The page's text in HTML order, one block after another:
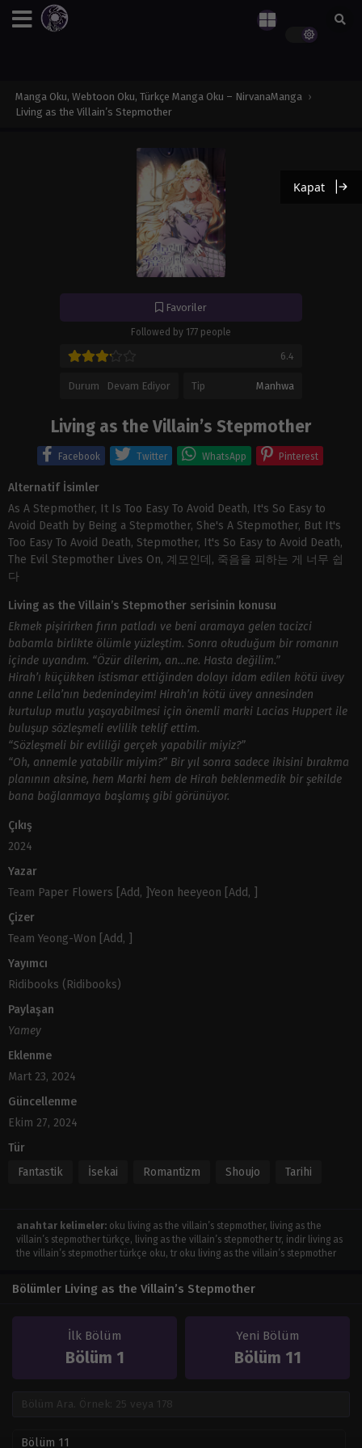
Manga Oku, Webtoon Oku, Türkçe Manga Oku – NirvanaManga ›
Living as the Villain’s Stepmother
Favoriler
Followed by 177 people
6.4
Durum Devam Ediyor Tip Manhwa
Living as the Villain’s Stepmother
Facebook Twitter WhatsApp Pinterest
Alternatif İsimler
As A Stepmother, It Is Too Easy To Avoid Death, It's So Easy to
Avoid Death by Being a Stepmother, She's A Stepmother, But It's
Too Easy To Avoid Death, Stepmother, It's So Easy to Avoid Death,
The Evil Stepmother Lives On, 계모인데, 죽음을 피하는 게 너무 쉽
다
Living as the Villain’s Stepmother serisinin konusu
Ekmek pişirirken fırın patladı ve beni aramaya gelen tacizci
babamla birlikte ölümle yüzleştim. Sonra okuduğum bir romanın
içinde uyandım. “Özür dilerim, an…ne. Hasta değilim.”
Hirah’ı küçükken istismar ettiğinden dolayı idam edilen kötü üvey
anne Leila’nın bedenindeyim! Hirah’ın kötü üvey annesinden
kurtulup mutlu yaşayabilmesi için önemli marki Lacias Huppert ile
buluşup sözleşmeli evlilik teklif ettim.
“Sözleşmeli bir evliliği gerçek yapabilir miyiz?”
“Oh, annemle yatabilir miyim?” Bir yıl sonra sadece ikisini bırakma
planının aksine, hem Marki hem de Hirah beklenmedik bir şekilde
bana bağlanmaya başlamış gibi görünüyor.
Çıkış
2024
Yazar
Team Paper Flowers [Add, ]Yeon heeyeon [Add, ]
Çizer
Team Yeong-Won [Add, ]
Yayımcı
Ridibooks (Ridibooks)
Paylaşan
Yamey
Eklenme
Mart 23, 2024
Güncellenme
Ekim 27, 2024
Tür
Fantastik
İsekai Romantizm Shoujo Tarihi
anahtar kelimeler: oku living as the villain’s stepmother, living as the
villain’s stepmother türkçe, living as the villain’s stepmother tr, indir living as
the villain’s stepmother türkçe oku, tr oku living as the villain’s stepmother
Bölümler Living as the Villain’s Stepmother
İlk Bölüm
Bölüm 1
Yeni Bölüm
Bölüm 11
Bölüm 11
Kapat